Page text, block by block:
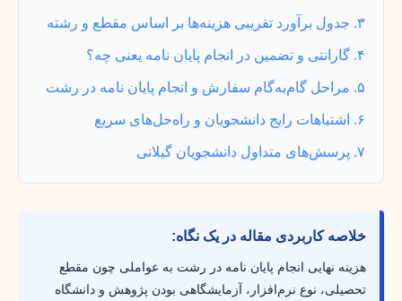
۳. جدول برآورد تقریبی هزینه‌ها بر اساس مقطع و رشته
۴. گارانتی و تضمین در انجام پایان نامه یعنی چه؟
۵. مراحل گام‌به‌گام سفارش و انجام پایان نامه در رشت
۶. اشتباهات رایج دانشجویان و راه‌حل‌های سریع
۷. پرسش‌های متداول دانشجویان گیلانی
خلاصه کاربردی مقاله در یک نگاه:
هزینه نهایی انجام پایان نامه در رشت به عواملی چون مقطع
تحصیلی، نوع نرم‌افزار، آزمایشگاهی بودن پژوهش و دانشگاه